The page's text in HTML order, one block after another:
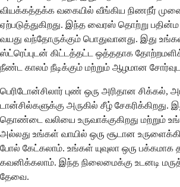
வியக்கத்தக்க வகையில் வீங்கிய நிணநீர்
ஏற்படுத்துகிறது. இந்த வைரஸ் தொற்று
வயது வந்தோருக்கும் பொதுவானது. இது
ஸ்ட்ரெப்புடன் கிட்டத்தட்ட ஒத்ததாக
நீண்ட காலம் நீடிக்கும் மற்றும் ஆழமான
பெரிடோன்சிலார் புண் ஒரு அரிதான சிக்கல்,
டான்சில்களுக்கு அருகில் சீழ் சேகரிக்கிறது.
தொண்டை வலியை உருவாக்குகிறது மற்றும்
அல்லது உங்கள் வாயில் ஒரு சூடான
போல் கேட்கலாம். உங்கள் யுவுலா ஒரு
கவனிக்கலாம். இந்த நிலைமைக்கு உடனடி
தேவை.